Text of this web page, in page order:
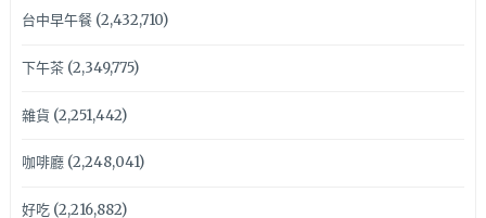
台中早午餐(2,432,710)
下午茶(2,349,775)
雜貨 (2,251,442)
咖啡廳(2,248,041)
好吃(2,216,882)